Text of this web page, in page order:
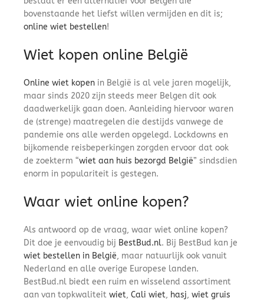
bovenstaande het liefst willen vermijden en dit is;
online wiet bestellen!
Wiet kopen online België
Online wiet kopen in België is al vele jaren mogelijk,
maar sinds 2020 zijn steeds meer Belgen dit ook
daadwerkelijk gaan doen. Aanleiding hiervoor waren
de (strenge) maatregelen die destijds vanwege de
pandemie ons alle werden opgelegd. Lockdowns en
bijkomende reisbeperkingen zorgden ervoor dat ook
de zoekterm “wiet aan huis bezorgd België” sindsdien
enorm in populariteit is gestegen.
Waar wiet online kopen?
Als antwoord op de vraag, waar wiet online kopen?
Dit doe je eenvoudig bij BestBud.nl. Bij BestBud kan je
wiet bestellen in België, maar natuurlijk ook vanuit
Nederland en alle overige Europese landen.
BestBud.nl biedt een ruim en wisselend assortiment
aan van topkwaliteit wiet, Cali wiet, hasj, wiet gruis